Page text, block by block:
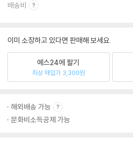
배송비
이미 소장하고 있다면 판매해 보세요.
예스24에 팔기
최상 매입가 3,300원
해외배송 가능
문화비소득공제 가능